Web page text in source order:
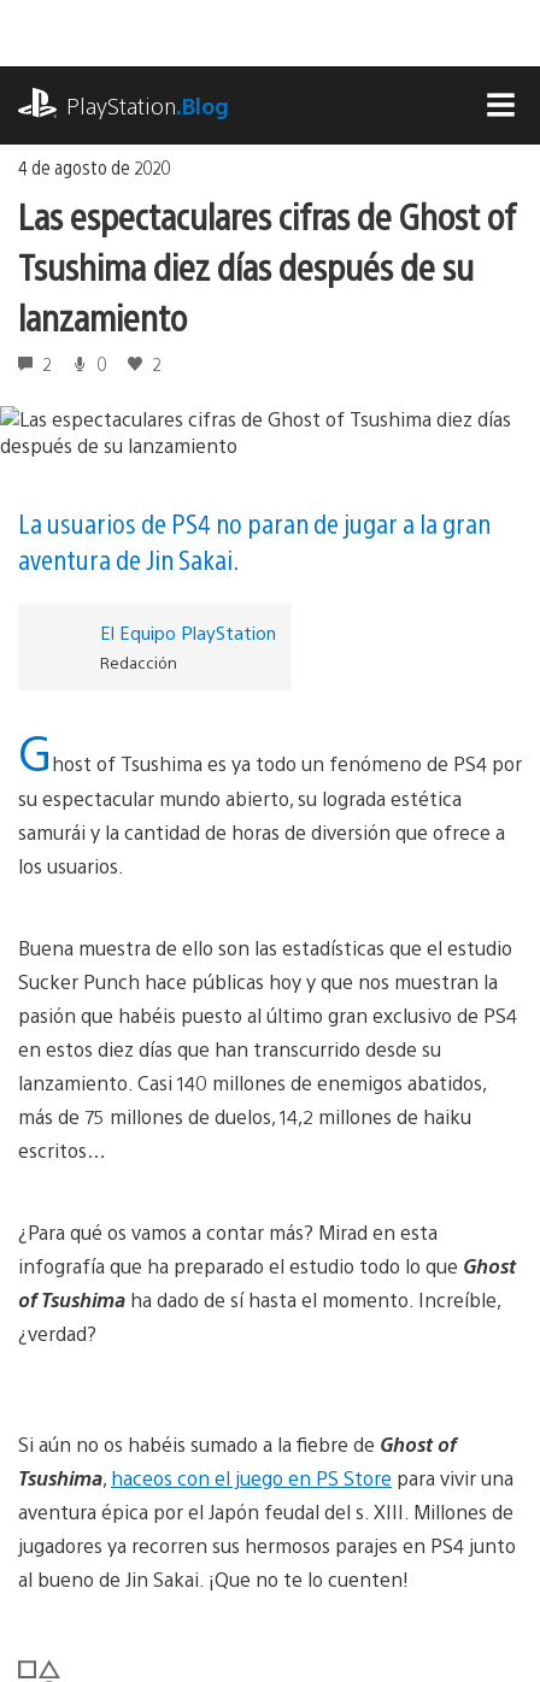
contenido
PlayStation.Blog
4 de agosto de 2020
Las espectaculares cifras de Ghost of
Tsushima diez días después de su
lanzamiento
2 0 2
La usuarios de PS4 no paran de jugar a la gran
aventura de Jin Sakai.
El Equipo PlayStation
Redacción
Ghost of Tsushima es ya todo un fenómeno de PS4 por
su espectacular mundo abierto, su lograda estética
samurái y la cantidad de horas de diversión que ofrece a
los usuarios.
Buena muestra de ello son las estadísticas que el estudio
Sucker Punch hace públicas hoy y que nos muestran la
pasión que habéis puesto al último gran exclusivo de PS4
en estos diez días que han transcurrido desde su
lanzamiento. Casi 140 millones de enemigos abatidos,
más de 75 millones de duelos, 14,2 millones de haiku
escritos…
¿Para qué os vamos a contar más? Mirad en esta
infografía que ha preparado el estudio todo lo que Ghost
of Tsushima ha dado de sí hasta el momento. Increíble,
¿verdad?
Si aún no os habéis sumado a la fiebre de Ghost of
Tsushima, haceos con el juego en PS Store para vivir una
aventura épica por el Japón feudal del s. XIII. Millones de
jugadores ya recorren sus hermosos parajes en PS4 junto
al bueno de Jin Sakai. ¡Que no te lo cuenten!